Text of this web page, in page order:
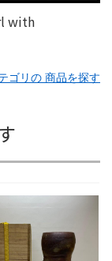
ゴリの 商品を探す